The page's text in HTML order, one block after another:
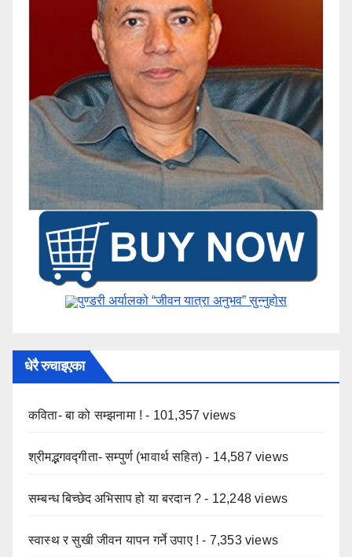
पुण्डरी अर्यालको “जीवन यात्रा अनुभव” ​सुन्नुहोस
धेरै रुचाइएका
कविता- बा को सम्झनामा ! - 101,357 views
श्रीमद्भगवद्गीता- सम्पुर्ण (भावार्थ सहित) - 14,587 views
सम्बन्ध बिच्छेद अभिसाप हो या बरदान ? - 12,248 views
स्वास्थ र सुखी जीवन यापन गर्ने उपाए ! - 7,353 views